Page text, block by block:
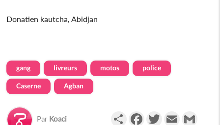
Donatien kautcha, Abidjan
gang livreurs motos police
Caserne Agban
Par Koaci PartagerFacebookTwitterEmail